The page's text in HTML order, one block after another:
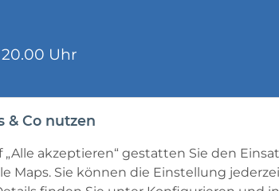
Uhr
& Co nutzen
akzeptieren“ gestatten Sie den
Maps. Sie können die Einstellung